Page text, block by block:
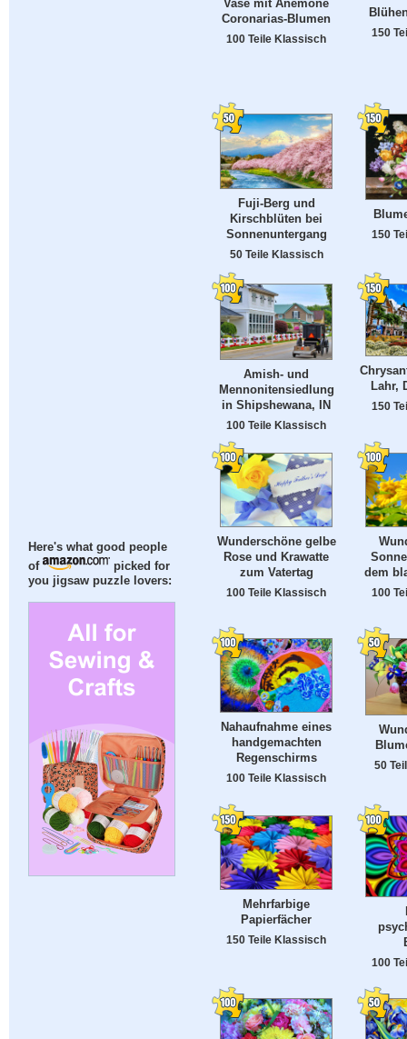
Here's what good people
of
picked for
you jigsaw puzzle lovers:
Vase mit Anemone
Coronarias-Blumen
100 Teile Klassisch
150
Fuji-Berg und
Kirschblüten bei
Sonnenuntergang
50 Teile Klassisch
150
Amish- und
Mennonitensiedlung
in Shipshewana, IN
100 Teile Klassisch
Lahr,
150
Wunderschöne gelbe
Rose und Krawatte
zum Vatertag
100 Teile Klassisch
dem
100
Nahaufnahme eines
handgemachten
Regenschirms
100 Teile Klassisch
50
Mehrfarbige
Papierfächer
150 Teile Klassisch
100